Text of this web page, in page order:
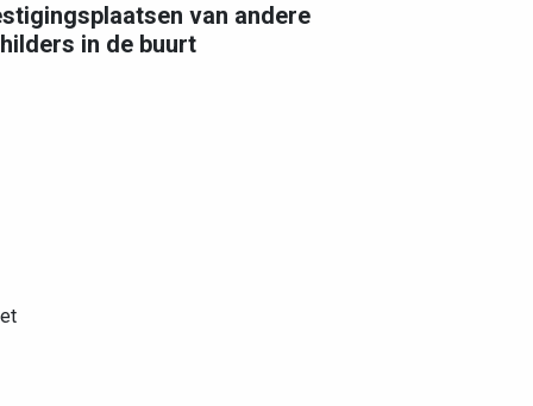
van andere
in de buurt